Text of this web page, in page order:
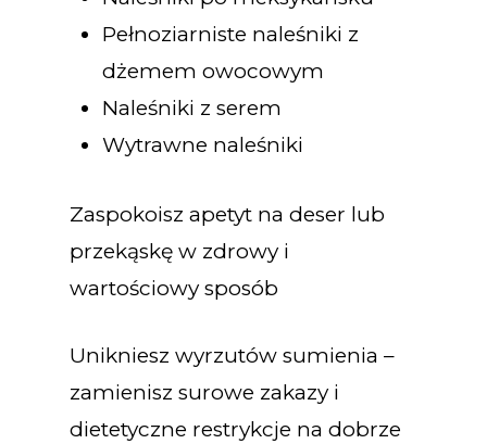
Pełnoziarniste naleśniki z
dżemem owocowym
Naleśniki z serem
Wytrawne naleśniki
Zaspokoisz apetyt na deser lub
przekąskę w zdrowy i
wartościowy sposób
Unikniesz wyrzutów sumienia –
zamienisz surowe zakazy i
dietetyczne restrykcje na dobrze